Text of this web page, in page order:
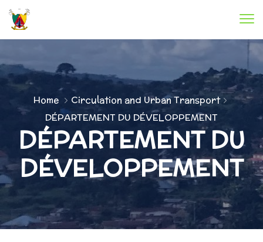
Home
Circulation and Urban Transport
DÉPARTEMENT DU DÉVELOPPEMENT
DÉPARTEMENT DU
DÉVELOPPEMENT